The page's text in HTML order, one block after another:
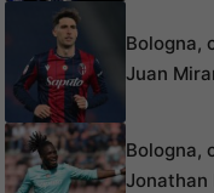
Bologna,
Juan
Bologna,
Jonathan